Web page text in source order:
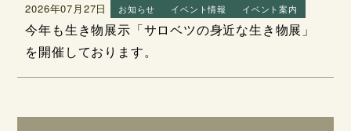
2026年07月27日 お知らせ イベント情報 イベント案内
今年も生き物展示「サロベツの身近な生き物展」
を開催しております。